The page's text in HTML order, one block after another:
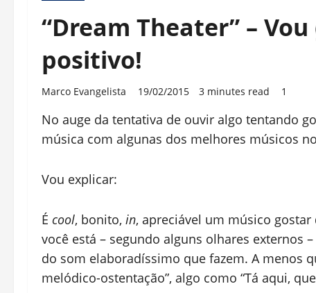
“Dream Theater” –
positivo!
Marco Evangelista 19/02/2015 3 minutes read 1
No auge da tentativa de ouvir algo tentando
música com algunas dos melhores músicos
Vou explicar:
É cool, bonito, in, apreciável um músico
você está – segundo alguns olhares externos
do som elaboradíssimo que fazem. A menos
melódico-ostentação”, algo como “Tá aqui,